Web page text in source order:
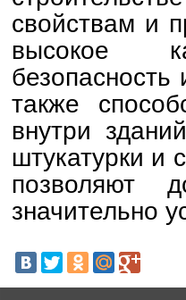
свойствам и
высокое
также
внутри
штукатурки и
позволяют
значительно